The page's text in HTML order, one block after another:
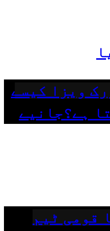
ویزا کیسے
ہے؟جانیے
قومی ٹیم